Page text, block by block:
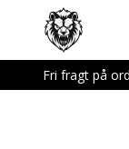
Fri fragt på